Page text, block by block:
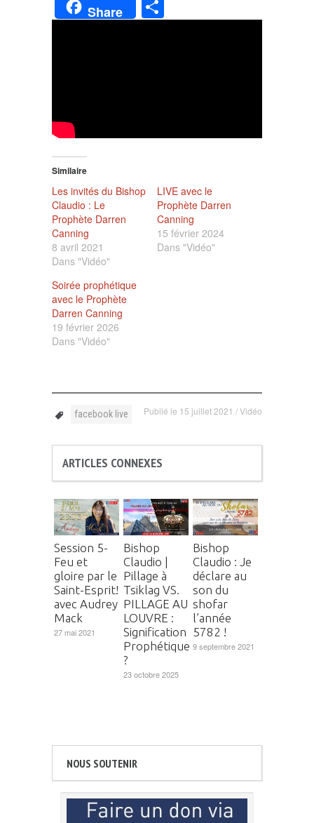
Share
Similaire
Les invités du Bishop
Claudio : Le
Prophète Darren
Canning
8 avril 2021
Dans "Vidéo"
LIVE avec le
Prophète Darren
Canning
15 février 2024
Dans "Vidéo"
Soirée prophétique
avec le Prophète
Darren Canning
19 février 2026
Dans "Vidéo"
Publié le 15 juillet 2021 /Vidéo
facebook live
ARTICLES CONNEXES
Session 5-
Feu et
gloire par le
Saint-Esprit!
avec Audrey
Mack
27 mai 2021
Bishop
Claudio |
Pillage à
Tsiklag VS.
PILLAGE AU
LOUVRE :
Signification
Prophétique
?
23 octobre 2025
Bishop
Claudio : Je
déclare au
son du
shofar
l’année
5782 !
9 septembre 2021
NOUS SOUTENIR